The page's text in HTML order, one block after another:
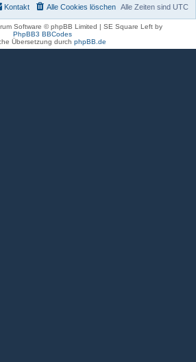
Alle Zeiten sind UTC
Alle Cookies löschen
Kontakt
Software © phpBB Limited | SE Square Left by
PhpBB3 BBCodes
Übersetzung durch phpBB.de